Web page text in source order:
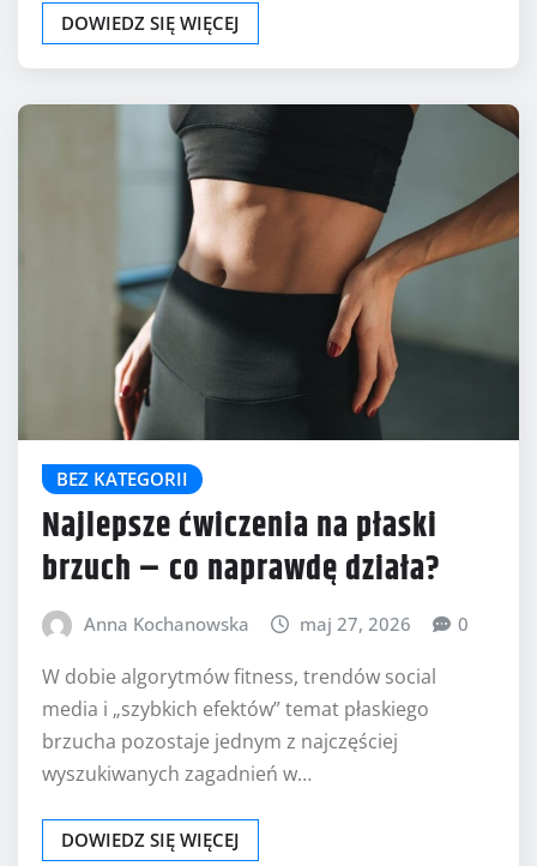
DOWIEDZ SIĘ WIĘCEJ
BEZ KATEGORII
Najlepsze ćwiczenia na płaski
brzuch – co naprawdę działa?
Anna Kochanowska maj 27, 2026 0
W dobie algorytmów fitness, trendów social
media i „szybkich efektów” temat płaskiego
brzucha pozostaje jednym z najczęściej
wyszukiwanych zagadnień w…
DOWIEDZ SIĘ WIĘCEJ